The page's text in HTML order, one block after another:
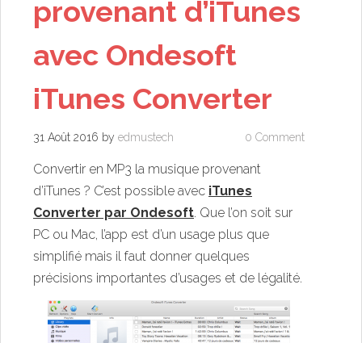
provenant d’iTunes
avec Ondesoft
iTunes Converter
31 Août 2016 by edmustech 0 Comment
Convertir en MP3 la musique provenant
d’iTunes ? C’est possible avec iTunes
Converter par Ondesoft. Que l’on soit sur
PC ou Mac, l’app est d’un usage plus que
simplifié mais il faut donner quelques
précisions importantes d’usages et de légalité.